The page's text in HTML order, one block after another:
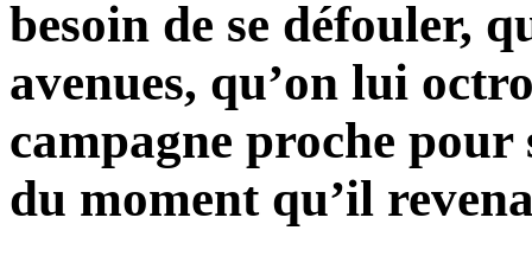
besoin de se défouler,
avenues, qu’on lui
campagne proche
du moment qu’il